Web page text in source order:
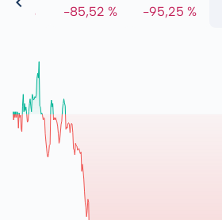
% -85,52 % -95,25 %